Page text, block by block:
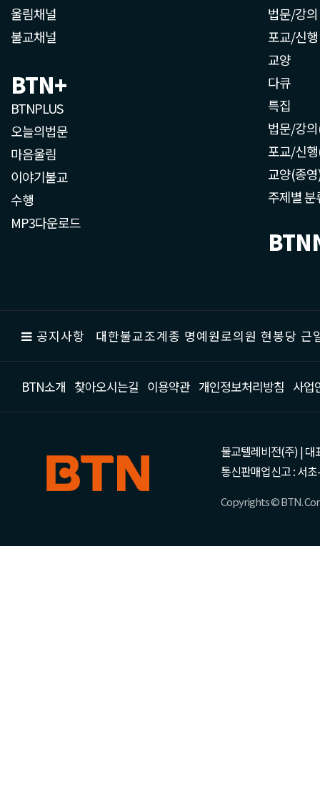
울림채널
불교채널
BTN+
BTNPLUS
오늘의법문
마음울림
이야기불교
수행
MP3다운로드
법문/강의
포교/신행
교양
다큐
특집
법문/강
포교/신
교양(종
주제별 분
공지사항 대한불교조계종 명예원로의원 현봉당
BTN소개 찾아오시는길 이용약관 개인정보처리방침 사업
불교텔레비전(주) | 대
통신판매업신고 : 서
Copyrights © BTN.